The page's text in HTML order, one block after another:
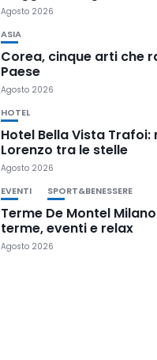
Agosto 2026
ASIA
Corea, cinque arti che
Paese
Agosto 2026
HOTEL
Hotel Bella Vista Trafoi:
Lorenzo tra le stelle
Agosto 2026
EVENTI SPORT&BENESSERE
Terme De Montel
terme, eventi e relax
Agosto 2026